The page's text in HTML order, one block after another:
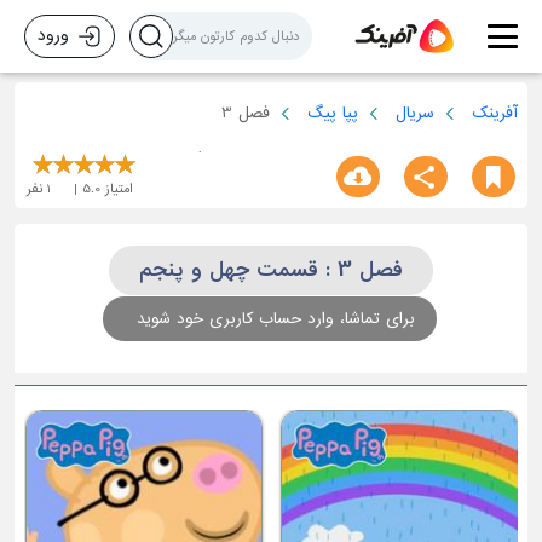
ورود
آفرینک سریال پپا پیگ فصل 3
امتیاز 5.0
1 نفر
فصل 3 : قسمت چهل و پنجم
برای تماشا، وارد حساب کاربری خود شوید